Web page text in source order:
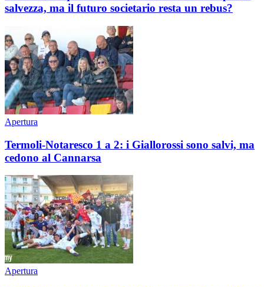
salvezza, ma il futuro societario resta un rebus?
Apertura
Termoli-Notaresco 1 a 2: i Giallorossi sono salvi, ma
cedono al Cannarsa
Apertura